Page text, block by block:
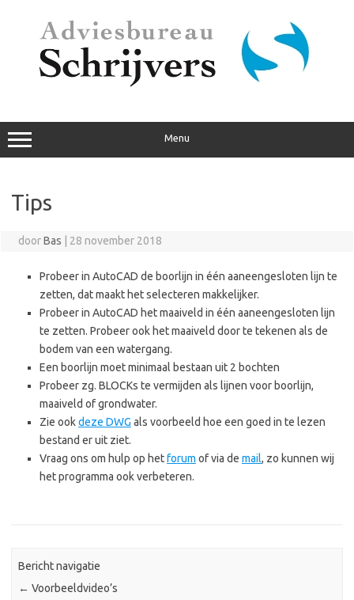
Menu
Tips
doorBas 28 november 2018
Probeer in AutoCAD de boorlijn in één aaneengesloten lijn te
zetten, dat maakt het selecteren makkelijker.
Probeer in AutoCAD het maaiveld in één aaneengesloten lijn
te zetten. Probeer ook het maaiveld door te tekenen als de
bodem van een watergang.
Een boorlijn moet minimaal bestaan uit 2 bochten
Probeer zg. BLOCKs te vermijden als lijnen voor boorlijn,
maaiveld of grondwater.
Zie ookdeze DWG als voorbeeld hoe een goed in te lezen
bestand er uit ziet.
Vraag ons om hulp op hetforum of via de mail, zo kunnen wij
het programma ook verbeteren.
Bericht navigatie
← Voorbeeldvideo’s